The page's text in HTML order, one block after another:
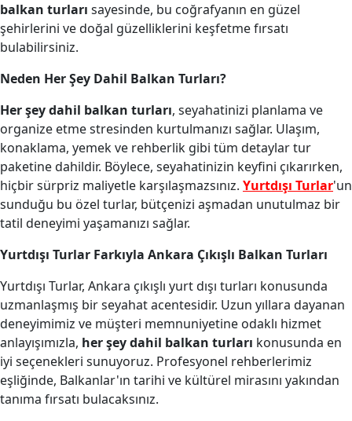
balkan turları sayesinde, bu coğrafyanın en güzel
şehirlerini ve doğal güzelliklerini keşfetme fırsatı
bulabilirsiniz.
Neden Her Şey Dahil Balkan Turları?
Her şey dahil balkan turları, seyahatinizi planlama ve
organize etme stresinden kurtulmanızı sağlar. Ulaşım,
konaklama, yemek ve rehberlik gibi tüm detaylar tur
paketine dahildir. Böylece, seyahatinizin keyfini çıkarırken,
hiçbir sürpriz maliyetle karşılaşmazsınız. Yurtdışı Turlar'un
sunduğu bu özel turlar, bütçenizi aşmadan unutulmaz bir
tatil deneyimi yaşamanızı sağlar.
Yurtdışı Turlar Farkıyla Ankara Çıkışlı Balkan Turları
Yurtdışı Turlar, Ankara çıkışlı yurt dışı turları konusunda
uzmanlaşmış bir seyahat acentesidir. Uzun yıllara dayanan
deneyimimiz ve müşteri memnuniyetine odaklı hizmet
anlayışımızla, her şey dahil balkan turları konusunda en
iyi seçenekleri sunuyoruz. Profesyonel rehberlerimiz
eşliğinde, Balkanlar'ın tarihi ve kültürel mirasını yakından
tanıma fırsatı bulacaksınız.